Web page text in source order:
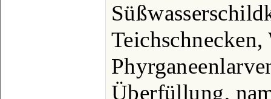
Überfüllung,